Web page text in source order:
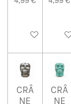
Ajouter au
CRÂ
NE
CRÂ
NE